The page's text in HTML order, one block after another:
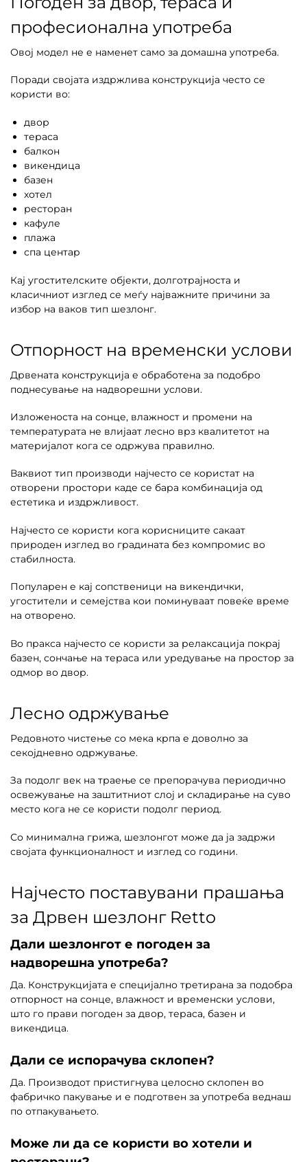
професионална употреба
Овој модел не е наменет само за домашна употреба.
Поради својата издржлива конструкција често се
користи во:
двор
тераса
балкон
викендица
базен
хотел
ресторан
кафуле
плажа
спа центар
Кај угостителските објекти, долготрајноста и
класичниот изглед се меѓу најважните причини за
избор на ваков тип шезлонг.
Отпорност на временски услови
Дрвената конструкција е обработена за подобро
поднесување на надворешни услови.
Изложеноста на сонце, влажност и промени на
температурата не влијаат лесно врз квалитетот на
материјалот кога се одржува правилно.
Ваквиот тип производи најчесто се користат на
отворени простори каде се бара комбинација од
естетика и издржливост.
Најчесто се користи кога корисниците сакаат
природен изглед во градината без компромис во
стабилноста.
Популарен е кај сопственици на викендички,
угостители и семејства кои поминуваат повеќе време
на отворено.
Во пракса најчесто се користи за релаксација покрај
базен, сончање на тераса или уредување на простор за
одмор во двор.
Лесно одржување
Редовното чистење со мека крпа е доволно за
секојдневно одржување.
За подолг век на траење се препорачува периодично
освежување на заштитниот слој и складирање на суво
место кога не се користи подолг период.
Со минимална грижа, шезлонгот може да ја задржи
својата функционалност и изглед со години.
Најчесто поставувани прашања
за Дрвен шезлонг Retto
Дали шезлонгот е погоден за
надворешна употреба?
Да. Конструкцијата е специјално третирана за подобра
отпорност на сонце, влажност и временски услови,
што го прави погоден за двор, тераса, базен и
викендица.
Дали се испорачува склопен?
Да. Производот пристигнува целосно склопен во
фабричко пакување и е подготвен за употреба веднаш
по отпакувањето.
Може ли да се користи во хотели и